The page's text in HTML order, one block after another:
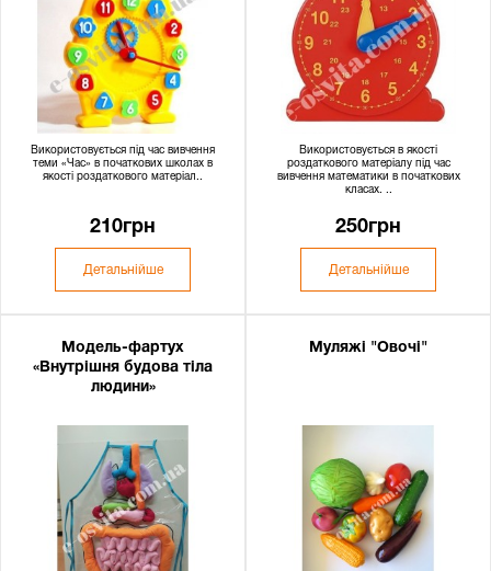
Використовується під час вивчення
теми «Час» в початкових школах в
якості роздаткового матеріал..
210грн
Детальнійше
Використовується в якості
роздаткового матеріалу під час
вивчення математики в початкових
класах. ..
250грн
Детальнійше
Модель-фартух
«Внутрішня будова тіла
людини»
Муляжі "Овочі"